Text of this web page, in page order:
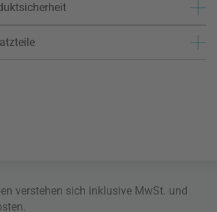
verstehen sich inklusive MwSt. und